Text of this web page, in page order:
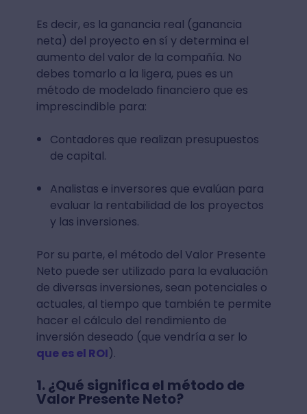
Es decir, es la ganancia real (ganancia
neta) del proyecto en sí y determina el
aumento del valor de la compañía. No
debes tomarlo a la ligera, pues es un
método de modelado financiero que es
imprescindible para:
Contadores que realizan presupuestos
de capital.
Analistas e inversores que evalúan para
evaluar la rentabilidad de los proyectos
y las inversiones.
Por su parte, el método del Valor Presente
Neto puede ser utilizado para la evaluación
de diversas inversiones, sean potenciales o
actuales, al tiempo que también te permite
hacer el cálculo del rendimiento de
inversión deseado (que vendría a ser lo
que es el ROI).
1. ¿Qué significa el método de
Valor Presente Neto?